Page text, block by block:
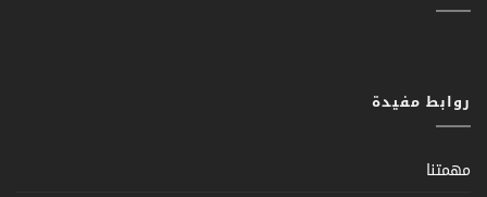
روابط مفيدة
مهمتنا